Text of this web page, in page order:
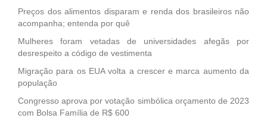
Preços dos alimentos disparam e renda dos brasileiros não
acompanha; entenda por quê
Mulheres foram vetadas de universidades afegãs por
desrespeito a código de vestimenta
Migração para os EUA volta a crescer e marca aumento da
população
Congresso aprova por votação simbólica orçamento de 2023
com Bolsa Família de R$ 600